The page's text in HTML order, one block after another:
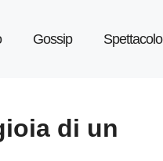
Gossip Spettacolo
di un